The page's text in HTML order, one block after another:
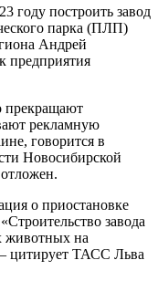
году построить завод
парка (ПЛП)
Андрей
предприятия
прекращают
рекламную
говорится в
Новосибирской
о приостановке
завода
животных на
цитирует ТАСС Льва